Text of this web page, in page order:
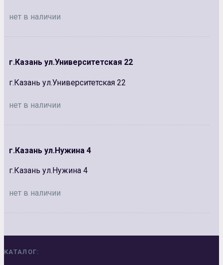
нет в наличии
г.Казань ул.Университетская 22
г.Казань ул.Университетская 22
нет в наличии
г.Казань ул.Нужина 4
г.Казань ул.Нужина 4
нет в наличии
КАТАЛОГ: